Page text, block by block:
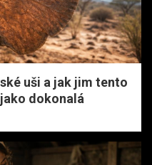
uši a jak jim tento
dokonalá